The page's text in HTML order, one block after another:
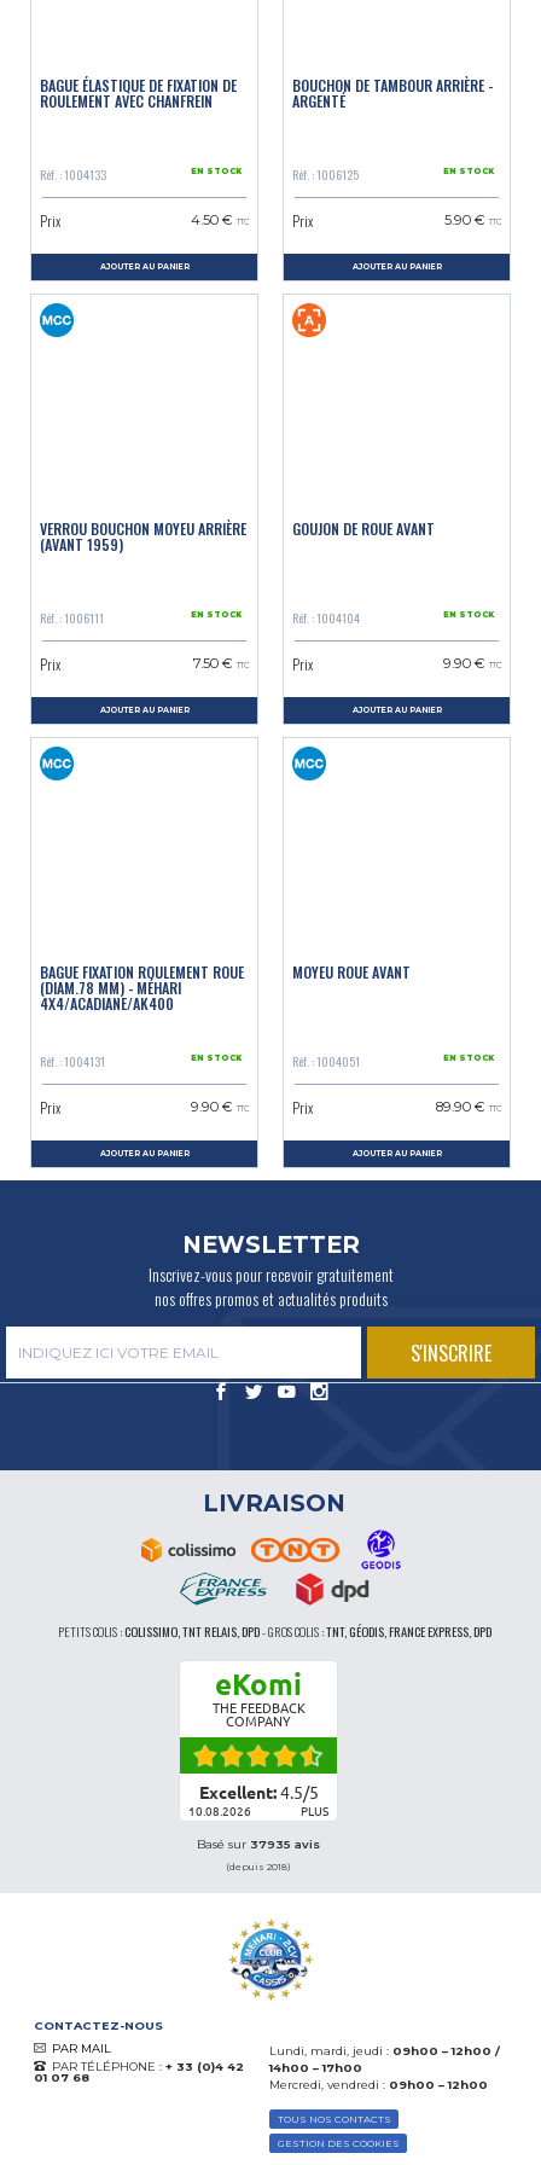
BAGUE ÉLASTIQUE DE FIXATION DE
ROULEMENT AVEC CHANFREIN
Réf. : 1004133 EN STOCK
Prix 4.50 € TTC
AJOUTER AU PANIER
BOUCHON DE TAMBOUR ARRIÈRE -
ARGENTÉ
Réf. : 1006125 EN STOCK
Prix 5.90 € TTC
AJOUTER AU PANIER
VERROU BOUCHON MOYEU ARRIÈRE
(AVANT 1959)
Réf. : 1006111 EN STOCK
Prix 7.50 € TTC
AJOUTER AU PANIER
GOUJON DE ROUE AVANT
Réf. : 1004104 EN STOCK
Prix 9.90 € TTC
AJOUTER AU PANIER
BAGUE FIXATION ROULEMENT ROUE
(DIAM.78 MM) - MÉHARI
4X4/ACADIANE/AK400
Réf. : 1004131 EN STOCK
Prix 9.90 € TTC
AJOUTER AU PANIER
MOYEU ROUE AVANT
Réf. : 1004051 EN STOCK
Prix 89.90 € TTC
AJOUTER AU PANIER
NEWSLETTER
Inscrivez-vous pour recevoir gratuitement
nos offres promos et actualités produits
LIVRAISON
PETITS COLIS :COLISSIMO, TNT RELAIS, DPD-GROS COLIS :TNT, GÉODIS, FRANCE EXPRESS, DPD
eKomi
THE FEEDBACK
COMPANY
Excellent:4.5/5
10.08.2026 PLUS
Basé sur 37935 avis
(depuis 2018)
CONTACTEZ-NOUS
PAR MAIL
PAR TÉLÉPHONE : + 33 (0)4 42
01 07 68
Lundi, mardi, jeudi : 09h00 – 12h00 /
14h00 – 17h00
Mercredi, vendredi : 09h00 – 12h00
TOUS NOS CONTACTS
GESTION DES COOKIES